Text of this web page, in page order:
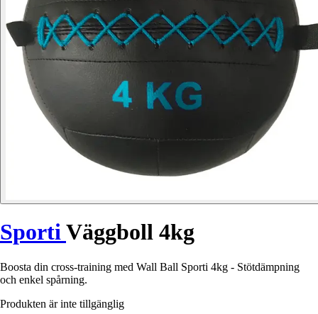
SportiVäggboll 4kg
Boosta din cross-training med Wall Ball Sporti 4kg - Stötdämpning
och enkel spårning.
Produkten är inte tillgänglig